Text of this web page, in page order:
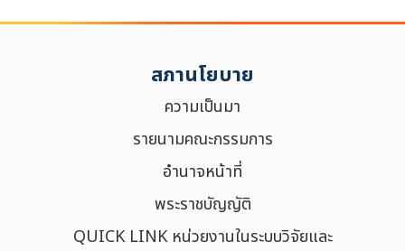
สภานโยบาย
ความเป็นมา
รายนามคณะกรรมการ
อำนาจหน้าที่
พระราชบัญญัติ
QUICK LINK หน่วยงานในระบบวิจัยและ